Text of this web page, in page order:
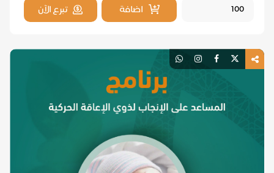
اضافة
تبرع الآن